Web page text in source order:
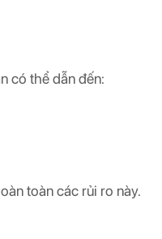
có thể dẫn đến:
toàn các rủi ro này.